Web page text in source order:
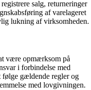
salg, returneringer
af varelageret
lukning af virksomheden.
være opmærksom på
i forbindelse med
følge gældende regler og
med lovgivningen.